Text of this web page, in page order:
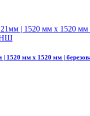
мм х 1520 мм |